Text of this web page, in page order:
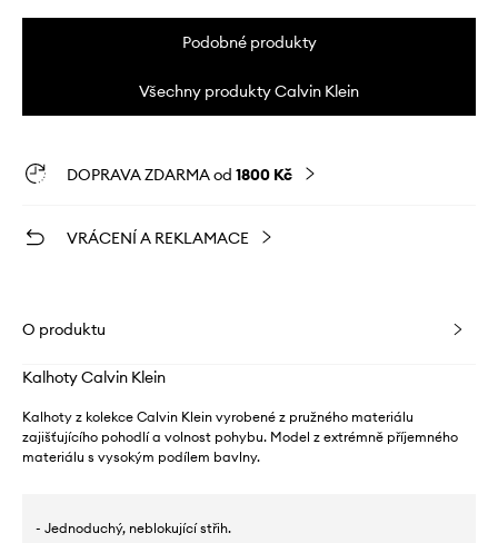
Podobné produkty
Všechny produkty Calvin Klein
DOPRAVA ZDARMA od 1800 Kč
VRÁCENÍ A REKLAMACE
O produktu
Kalhoty Calvin Klein
Kalhoty z kolekce Calvin Klein vyrobené z pružného materiálu
zajišťujícího pohodlí a volnost pohybu. Model z extrémně příjemného
materiálu s vysokým podílem bavlny.
- Jednoduchý, neblokující střih.